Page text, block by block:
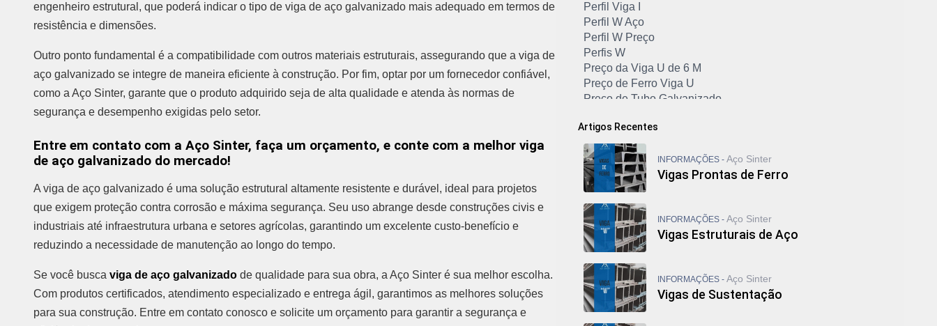
engenheiro estrutural, que poderá indicar o tipo de viga de aço galvanizado mais adequado em termos de
resistência e dimensões.
Outro ponto fundamental é a compatibilidade com outros materiais estruturais, assegurando que a viga de
aço galvanizado se integre de maneira eficiente à construção. Por fim, optar por um fornecedor confiável,
como a Aço Sinter, garante que o produto adquirido seja de alta qualidade e atenda às normas de
segurança e desempenho exigidas pelo setor.
Entre em contato com a Aço Sinter, faça um orçamento, e conte com a melhor viga
de aço galvanizado do mercado!
A viga de aço galvanizado é uma solução estrutural altamente resistente e durável, ideal para projetos
que exigem proteção contra corrosão e máxima segurança. Seu uso abrange desde construções civis e
industriais até infraestrutura urbana e setores agrícolas, garantindo um excelente custo-benefício e
reduzindo a necessidade de manutenção ao longo do tempo.
Se você busca viga de aço galvanizado de qualidade para sua obra, a Aço Sinter é sua melhor escolha.
Com produtos certificados, atendimento especializado e entrega ágil, garantimos as melhores soluções
para sua construção. Entre em contato conosco e solicite um orçamento para garantir a segurança e
Perfil Viga I
Perfil W Aço
Perfil W Preço
Perfis W
Preço da Viga U de 6 M
Preço de Ferro Viga U
Preço de Tubo Galvanizado
Preço de Viga Metálica
Preço de Viga U
Preço Viga I
Preço Viga W 200
Preço Viga W 310
Quanto Custa Cantoneira de Ferro
Tubo de Ferro Quadrado
Tubo de Ferro Redondo
Tubo de Ferro Retangular
Tubo de Ferro Retangular Preço
Tubo Galvanizado Comprar
Tubo Galvanizado Industrial
Tubo Galvanizado Preço
Artigos Recentes
INFORMAÇÕES - Aço Sinter
Vigas Prontas de Ferro
INFORMAÇÕES - Aço Sinter
Vigas Estruturais de Aço
INFORMAÇÕES - Aço Sinter
Vigas de Sustentação